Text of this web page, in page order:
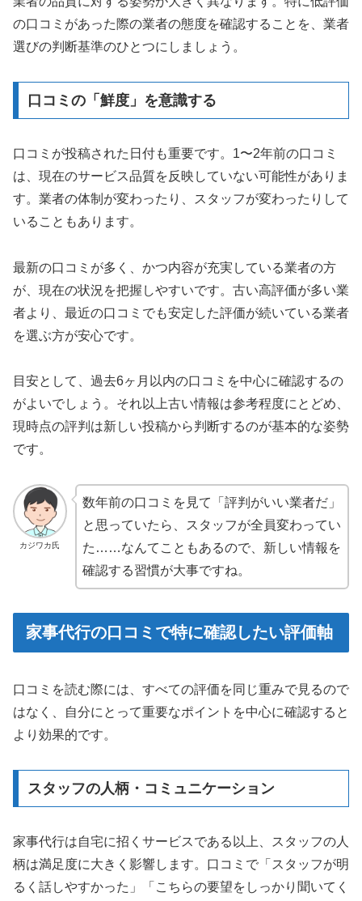
の口コミがあった際の業者の態度を確認することを、業者
選びの判断基準のひとつにしましょう。
口コミの「鮮度」を意識する
口コミが投稿された日付も重要です。1〜2年前の口コミ
は、現在のサービス品質を反映していない可能性がありま
す。業者の体制が変わったり、スタッフが変わったりして
いることもあります。
最新の口コミが多く、かつ内容が充実している業者の方
が、現在の状況を把握しやすいです。古い高評価が多い業
者より、最近の口コミでも安定した評価が続いている業者
を選ぶ方が安心です。
目安として、過去6ヶ月以内の口コミを中心に確認するの
がよいでしょう。それ以上古い情報は参考程度にとどめ、
現時点の評判は新しい投稿から判断するのが基本的な姿勢
です。
カジワカ氏
数年前の口コミを見て「評判がいい業者だ」
と思っていたら、スタッフが全員変わってい
た……なんてこともあるので、新しい情報を
確認する習慣が大事ですね。
家事代行の口コミで特に確認したい評価軸
口コミを読む際には、すべての評価を同じ重みで見るので
はなく、自分にとって重要なポイントを中心に確認すると
より効果的です。
スタッフの人柄・コミュニケーション
家事代行は自宅に招くサービスである以上、スタッフの人
柄は満足度に大きく影響します。口コミで「スタッフが明
るく話しやすかった」「こちらの要望をしっかり聞いてく